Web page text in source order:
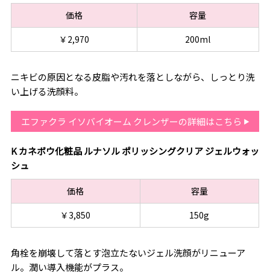
価格
容量
￥2,970
200ml
ニキビの原因となる皮脂や汚れを落としながら、しっとり洗
い上げる洗顔料。
エファクラ イソバイオーム クレンザーの詳細はこちら
K カネボウ化粧品 ルナソル ポリッシングクリア ジェルウォッ
シュ
価格
容量
￥3,850
150g
角栓を崩壊して落とす泡立たないジェル洗顔がリニューア
ル。潤い導入機能がプラス。